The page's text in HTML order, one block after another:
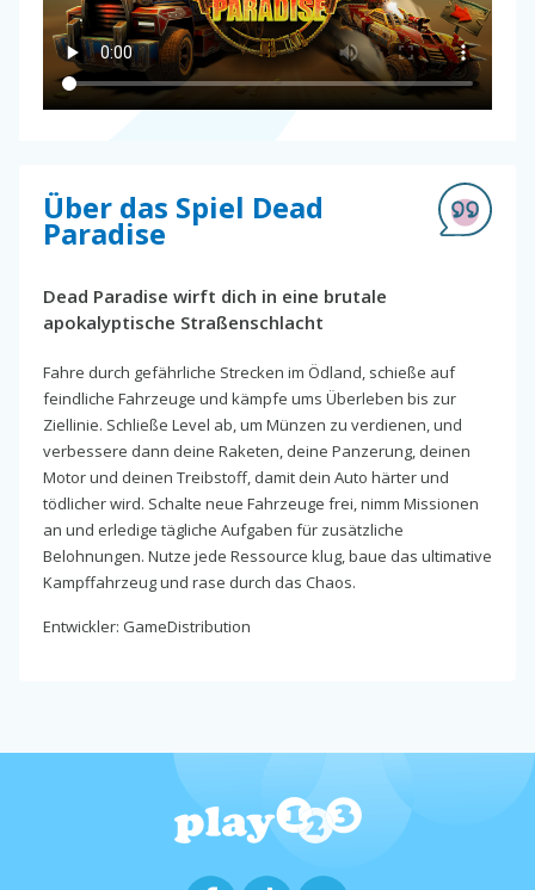
Über das Spiel Dead
Paradise
Dead Paradise wirft dich in eine brutale
apokalyptische Straßenschlacht
Fahre durch gefährliche Strecken im Ödland, schieße auf
feindliche Fahrzeuge und kämpfe ums Überleben bis zur
Ziellinie. Schließe Level ab, um Münzen zu verdienen, und
verbessere dann deine Raketen, deine Panzerung, deinen
Motor und deinen Treibstoff, damit dein Auto härter und
tödlicher wird. Schalte neue Fahrzeuge frei, nimm Missionen
an und erledige tägliche Aufgaben für zusätzliche
Belohnungen. Nutze jede Ressource klug, baue das ultimative
Kampffahrzeug und rase durch das Chaos.
Entwickler: GameDistribution